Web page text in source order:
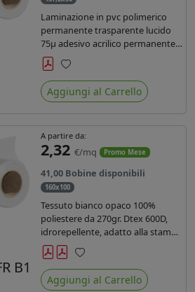
Laminazione in pvc polimerico
permanente trasparente lucido
75µ adesivo acrilico permanente
durata 5 anni con filtro uv, carta
kraft. Ideale per stampe con
inchiostro ecosolvente, UV e latex.
Preferiti
Aggiungi al Carrello
B1
A partire da:
2,32 €/mq Promo Mese
41,00 Bobine disponibili
160x100
Tessuto bianco opaco 100%
poliestere da 270gr. Dtex 600D,
idrorepellente, adatto alla stampa
solvente, ecosolvente, uv, latex (di
terza generazione). Ideale per
tende ,coperture gazebo, prodotti
gonfiabili o cuscini di
Preferiti
Aggiungi al Carrello